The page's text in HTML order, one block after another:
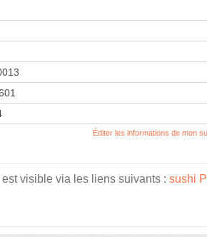
Éditer les informations de mon
visible via les liens suivants : sushi